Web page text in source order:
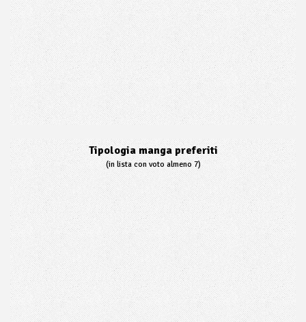
Tipologia manga preferiti
(in lista con voto almeno 7)